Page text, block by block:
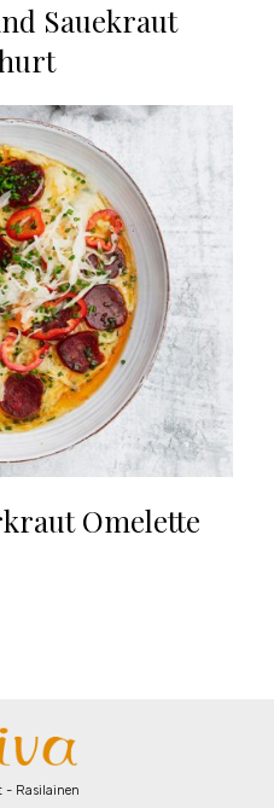
Sauekraut
Omelette
- Rasilainen